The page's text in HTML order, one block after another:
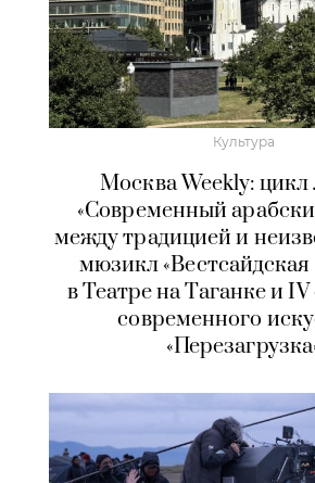
Культура
Москва Weekly: цикл
«Современный
между традицией и
мюзикл «Вестсайдская
в Театре на Таганке и
современного